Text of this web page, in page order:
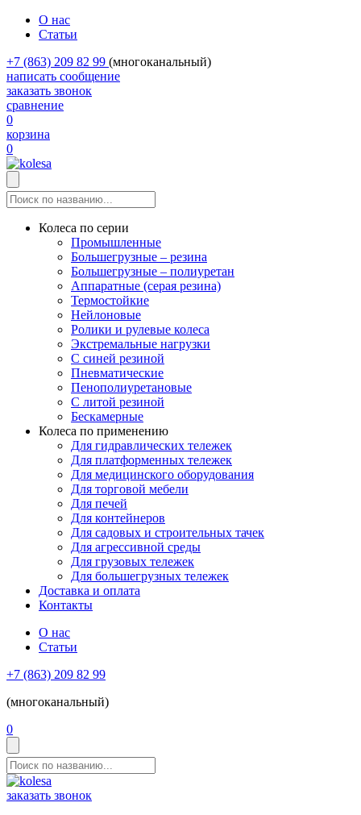
О нас
Статьи
+7 (863) 209 82 99 (многоканальный)
написать сообщение
заказать звонок
сравнение
0
корзина
0
Колеса по серии
Промышленные
Большегрузные – резина
Большегрузные – полиуретан
Аппаратные (серая резина)
Термостойкие
Нейлоновые
Ролики и рулевые колеса
Экстремальные нагрузки
С синей резиной
Пневматические
Пенополиуретановые
С литой резиной
Бескамерные
Колеса по применению
Для гидравлических тележек
Для платформенных тележек
Для медицинского оборудования
Для торговой мебели
Для печей
Для контейнеров
Для садовых и строительных тачек
Для агрессивной среды
Для грузовых тележек
Для большегрузных тележек
Доставка и оплата
Контакты
О нас
Статьи
+7 (863) 209 82 99
(многоканальный)
0
заказать звонок